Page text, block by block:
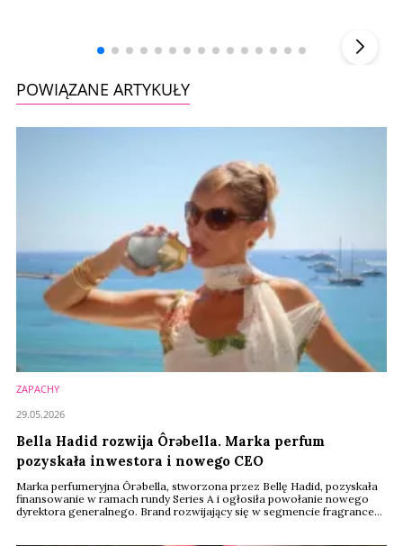
POWIĄZANE ARTYKUŁY
ZAPACHY
Bella Hadid rozwija Ôrəbella. Marka perfum
pozyskała inwestora i nowego CEO
Marka perfumeryjna Ôrəbella, stworzona przez Bellę Hadid, pozyskała
finansowanie w ramach rundy Series A i ogłosiła powołanie nowego
dyrektora generalnego. Brand rozwijający się w segmencie fragrance
29.05.2026